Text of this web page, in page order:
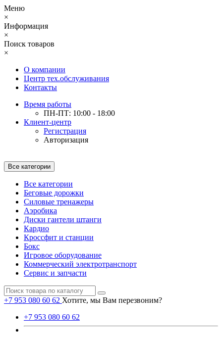
Меню
×
Информация
×
Поиск товаров
×
О компании
Центр тех.обслуживания
Контакты
Время работы
ПН-ПТ: 10:00 - 18:00
Клиент-центр
Регистрация
Авторизация
Все категории
Все категории
Беговые дорожки
Силовые тренажеры
Аэробика
Диски гантели штанги
Кардио
Кроссфит и станции
Бокс
Игровое оборудование
Коммерческий электротранспорт
Сервис и запчасти
+7 953 080 60 62 Хотите, мы Вам перезвоним?
+7 953 080 60 62